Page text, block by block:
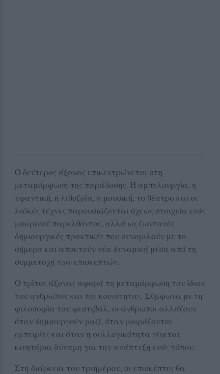
Ο δεύτερος άξονας επικεντρώνεται στη
μεταμόρφωση της παράδοσης. Η αμπελουργία, η
υφαντική, η λιθοξοΐα, η μουσική, το θέατρο και οι
λαϊκές τέχνες παρουσιάζονται όχι ως στοιχεία ενός
μακρινού παρελθόντος, αλλά ως ζωντανές
δημιουργικές πρακτικές που συνομιλούν με το
σήμερα και αποκτούν νέα δυναμική μέσα από τη
συμμετοχή των επισκεπτών.
Ο τρίτος άξονας αφορά τη μεταμόρφωση του ίδιου
του ανθρώπου και της κοινότητας. Σύμφωνα με τη
φιλοσοφία του φεστιβάλ, οι άνθρωποι αλλάζουν
όταν δημιουργούν μαζί, όταν μοιράζονται
εμπειρίες και όταν η συλλογικότητα γίνεται
κινητήρια δύναμη για την ανάπτυξη ενός τόπου.
Στη διάρκεια του τριημέρου, οι επισκέπτες θα